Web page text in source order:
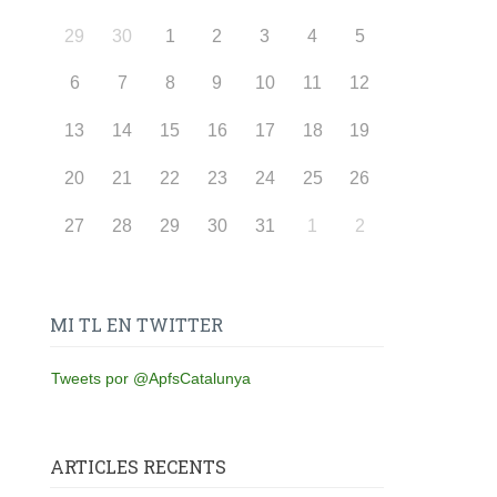
29 30 1 2 3 4 5
6 7 8 9 10 11 12
13 14 15 16 17 18 19
20 21 22 23 24 25 26
27 28 29 30 31 1 2
MI TL EN TWITTER
Tweets por @ApfsCatalunya
ARTICLES RECENTS